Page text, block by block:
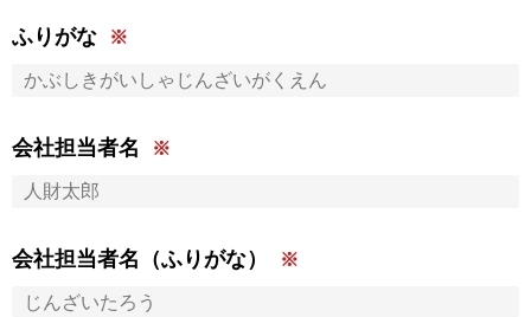
ふりがな
会社担当者名
会社担当者名（ふりがな）